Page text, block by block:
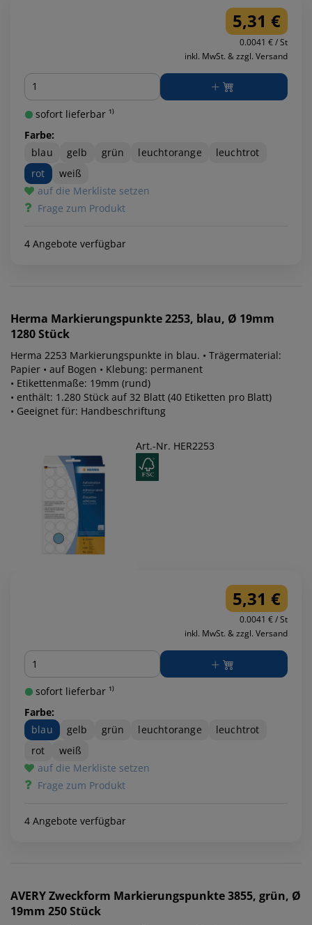
5,31 €
0.0041 € / St
inkl. MwSt. & zzgl. Versand
Menge
sofort lieferbar ¹⁾
Farbe:
blau
gelb grün leuchtorange
leuchtrot
rot
weiß
auf die Merkliste setzen
Frage zum Produkt
4 Angebote verfügbar
Herma Markierungspunkte 2253, blau, Ø 19mm
1280 Stück
Herma 2253 Markierungspunkte in blau. • Trägermaterial:
Papier • auf Bogen • Klebung: permanent
• Etikettenmaße: 19mm (rund)
• enthält: 1.280 Stück auf 32 Blatt (40 Etiketten pro Blatt)
• Geeignet für: Handbeschriftung
Art.-Nr. HER2253
5,31 €
0.0041 € / St
inkl. MwSt. & zzgl. Versand
Menge
sofort lieferbar ¹⁾
Farbe:
blau
gelb grün leuchtorange
leuchtrot
rot
weiß
auf die Merkliste setzen
Frage zum Produkt
4 Angebote verfügbar
AVERY Zweckform Markierungspunkte 3855, grün, Ø
19mm 250 Stück